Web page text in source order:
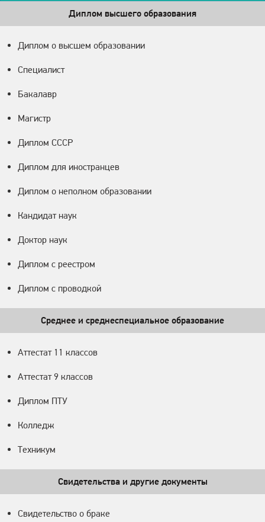
Диплом высшего образования
Диплом о высшем образовании
Специалист
Бакалавр
Магистр
Диплом СССР
Диплом для иностранцев
Диплом о неполном образовании
Кандидат наук
Доктор наук
Диплом с реестром
Диплом с проводкой
Среднее и среднеспециальное образование
Аттестат 11 классов
Аттестат 9 классов
Диплом ПТУ
Колледж
Техникум
Свидетельства и другие документы
Свидетельство о браке